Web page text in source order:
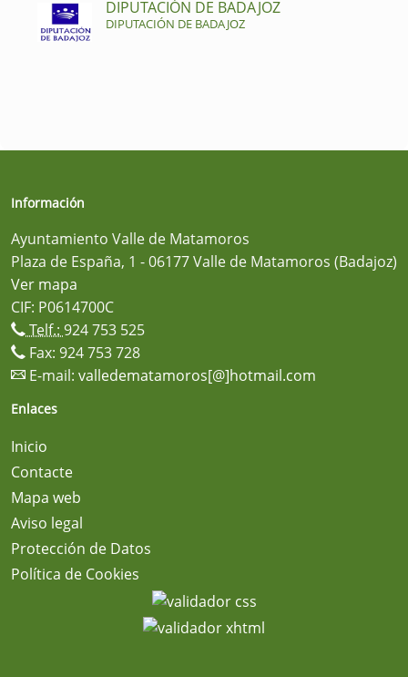
DIPUTACIÓN DE BADAJOZ
DIPUTACIÓN DE BADAJOZ
Información
Ayuntamiento Valle de Matamoros
Plaza de España, 1 - 06177 Valle de Matamoros (Badajoz)
Ver mapa
CIF: P0614700C
Telf.: 924 753 525
Fax: 924 753 728
E-mail: valledematamoros[@]hotmail.com
Enlaces
Inicio
Contacte
Mapa web
Aviso legal
Protección de Datos
Política de Cookies